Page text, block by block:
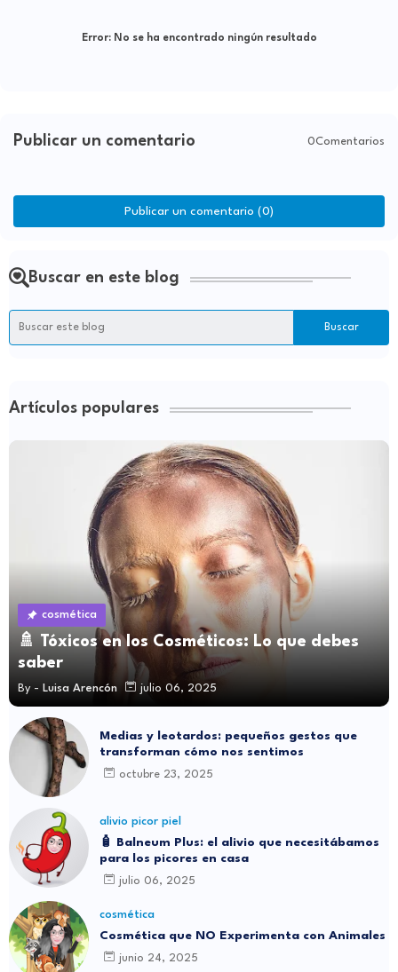
Error:No se ha encontrado ningún resultado
Publicar un comentario 0Comentarios
Publicar un comentario (0)
Buscar en este blog
Artículos populares
cosmética
🚿 Tóxicos en los Cosméticos: Lo que debes
saber
By - Luisa Arencón julio 06, 2025
Medias y leotardos: pequeños gestos que
transforman cómo nos sentimos
octubre 23, 2025
alivio picor piel
🧴 Balneum Plus: el alivio que necesitábamos
para los picores en casa
julio 06, 2025
cosmética
Cosmética que NO Experimenta con Animales
junio 24, 2025